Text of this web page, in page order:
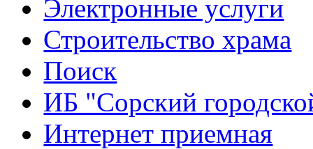
Электронные услуги
Строительство храма
Поиск
ИБ "Сорский
Интернет приемная